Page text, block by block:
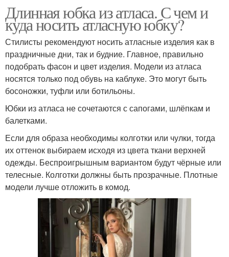
Длинная юбка из атласа. С чем и
куда носить атласную юбку?
Стилисты рекомендуют носить атласные изделия как в
праздничные дни, так и будние. Главное, правильно
подобрать фасон и цвет изделия. Модели из атласа
носятся только под обувь на каблуке. Это могут быть
босоножки, туфли или ботильоны.
Юбки из атласа не сочетаются с сапогами, шлёпкам и
балетками.
Если для образа необходимы колготки или чулки, тогда
их оттенок выбираем исходя из цвета ткани верхней
одежды. Беспроигрышным вариантом будут чёрные или
телесные. Колготки должны быть прозрачные. Плотные
модели лучше отложить в комод.